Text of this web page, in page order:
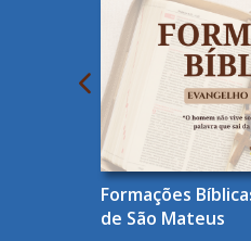
Formações
de São Mateus